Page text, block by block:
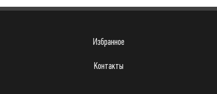
Избранное
Контакты